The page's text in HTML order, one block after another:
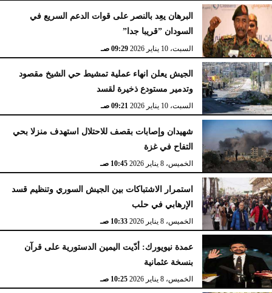
البرهان يعِد بالنصر على قوات الدعم السريع في
السودان ”قريبا جدا”
السبت، 10 يناير 2026 09:29 صـ
الجيش يعلن انهاء عملية تمشيط حي الشيخ مقصود
وتدمير مستودع ذخيرة لقسد
السبت، 10 يناير 2026 09:21 صـ
شهيدان وإصابات بقصف للاحتلال استهدف منزلا بحي
التفاح في غزة
الخميس، 8 يناير 2026 10:45 صـ
استمرار الاشتباكات بين الجيش السوري وتنظيم قسد
الإرهابي في حلب
الخميس، 8 يناير 2026 10:33 صـ
عمدة نيويورك: أدّيت اليمين الدستورية على قرآن
بنسخة عثمانية
الخميس، 8 يناير 2026 10:25 صـ